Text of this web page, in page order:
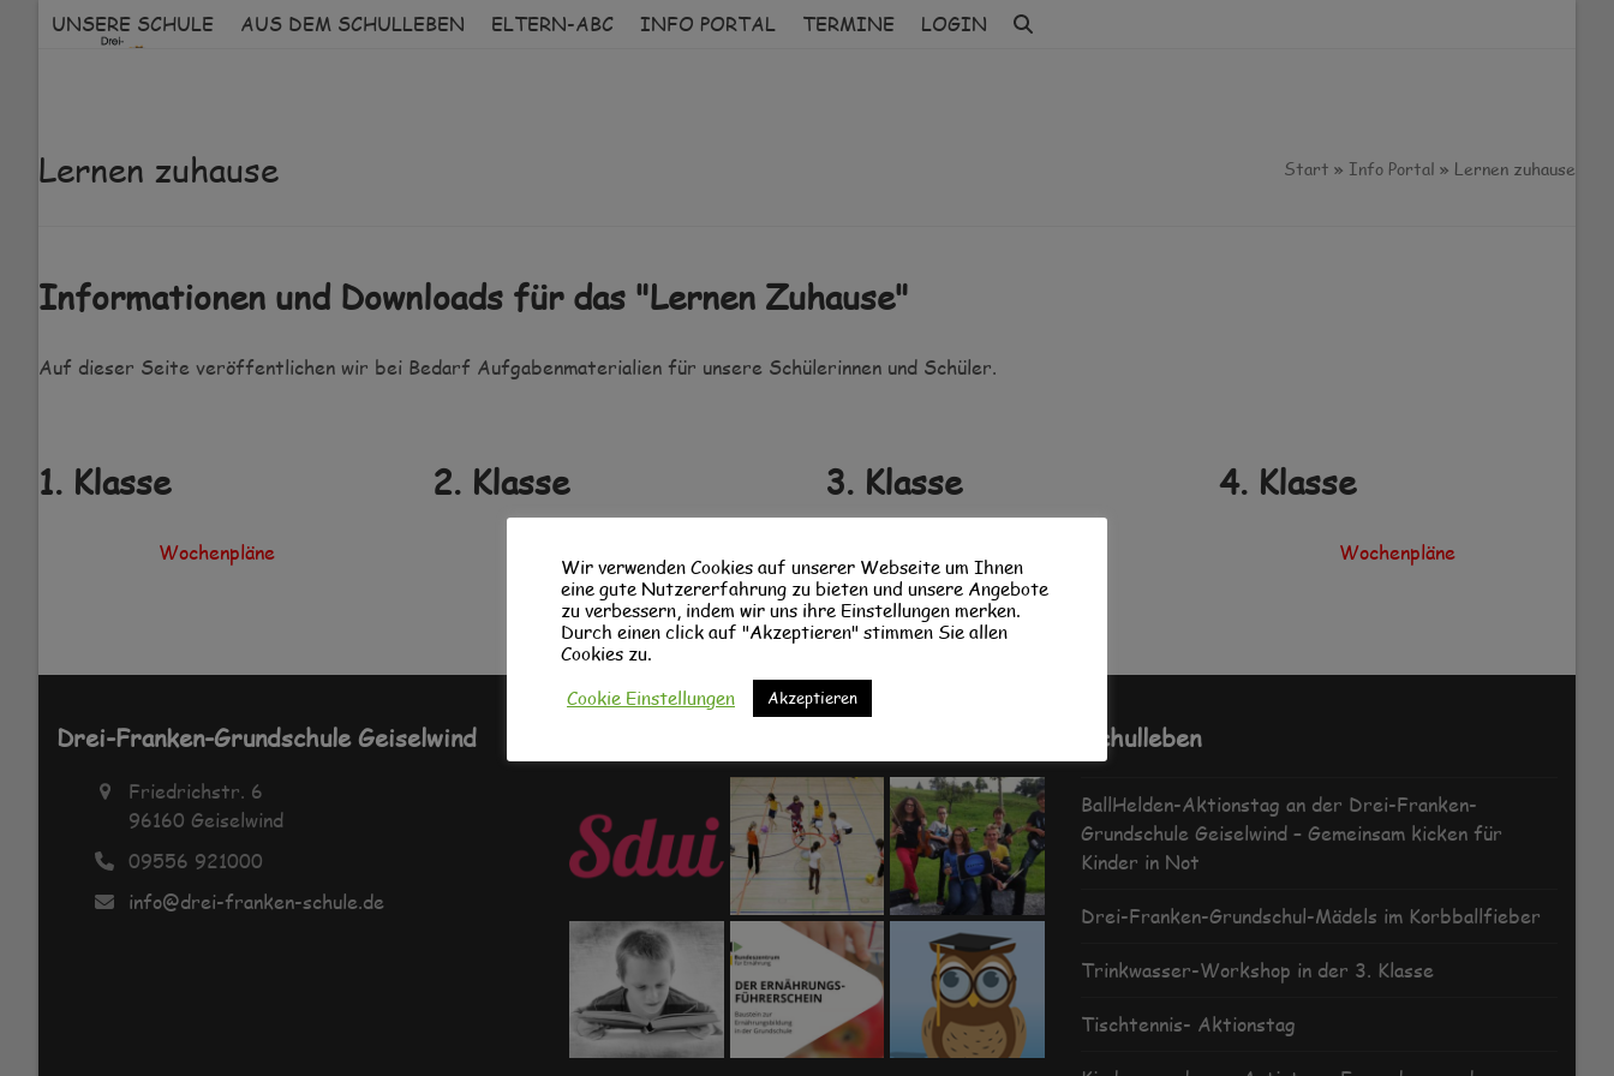
UNSERE SCHULE AUS DEM SCHULLEBEN ELTERN-ABC INFO PORTAL TERMINE LOGIN
Lernen zuhause Start » Info Portal » Lernen zuhause
Informationen und Downloads für das "Lernen Zuhause"
Auf dieser Seite veröffentlichen wir bei Bedarf Aufgabenmaterialien für unsere Schülerinnen und Schüler.
1. Klasse
Wochenpläne
2. Klasse 3. Klasse 4. Klasse
Wochenpläne
Drei-Franken-Grundschule Geiselwind
Friedrichstr. 6
96160 Geiselwind
09556 921000
info@drei-franken-schule.de
Schulleben
BallHelden-Aktionstag an der Drei-Franken-
Grundschule Geiselwind – Gemeinsam kicken für
Kinder in Not
Drei-Franken-Grundschul-Mädels im Korbballfieber
Trinkwasser-Workshop in der 3. Klasse
Tischtennis- Aktionstag
Wir verwenden Cookies auf unserer Webseite um Ihnen
eine gute Nutzererfahrung zu bieten und unsere Angebote
zu verbessern, indem wir uns ihre Einstellungen merken.
Durch einen click auf "Akzeptieren" stimmen Sie allen
Cookies zu.
Cookie Einstellungen
Akzeptieren